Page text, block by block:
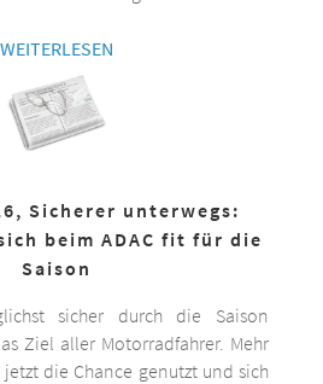
WEITERLESEN
Sicherer unterwegs:
beim ADAC fit für die
Saison
sicher durch die Saison
Ziel aller Motorradfahrer. Mehr
die Chance genutzt und sich